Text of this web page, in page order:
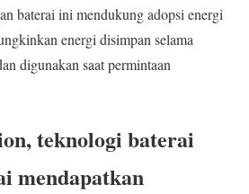
baterai ini mendukung adopsi energi
energi disimpan selama
digunakan saat permintaan
teknologi baterai
mendapatkan